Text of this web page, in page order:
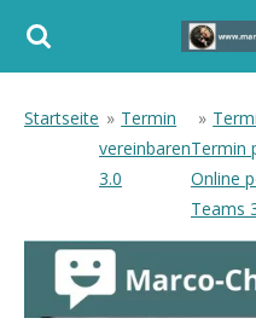
Zum
Startseite » Termin
vereinbaren
3.0
»
Termin
Online
Teams